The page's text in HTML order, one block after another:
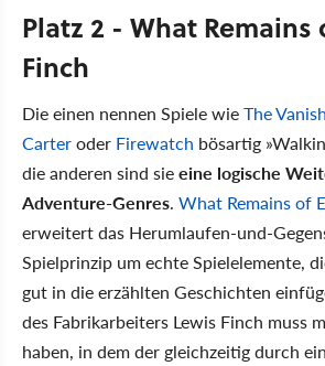
Platz 2 - What Remains
Finch
Die einen nennen Spiele wieThe
Carteroder Firewatch bösartig
die anderen sind sieeine logische
Adventure-Genres. What Remains of
erweitert das Herumlaufen-und-
Spielprinzip um echte Spielelemente,
gut in die erzählten Geschichten
des Fabrikarbeiters Lewis Finch muss
haben, in dem der gleichzeitig durch